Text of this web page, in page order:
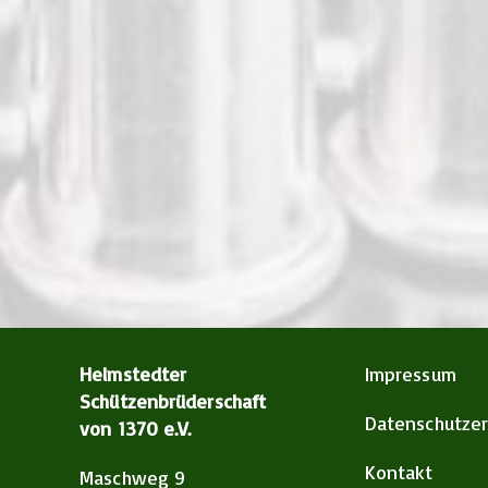
Helmstedter
Schützenbrüderschaft
von 1370 e.V.
Maschweg 9
Impressum
Kontakt